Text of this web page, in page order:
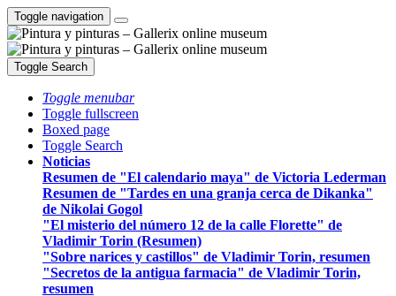
Toggle navigation
Toggle Search
Toggle menubar
Toggle fullscreen
Boxed page
Toggle Search
Noticias
Resumen de "El calendario maya" de Victoria Lederman
Resumen de "Tardes en una granja cerca de Dikanka"
de Nikolai Gogol
"El misterio del número 12 de la calle Florette" de
Vladimir Torin (Resumen)
"Sobre narices y castillos" de Vladimir Torin, resumen
"Secretos de la antigua farmacia" de Vladimir Torin,
resumen